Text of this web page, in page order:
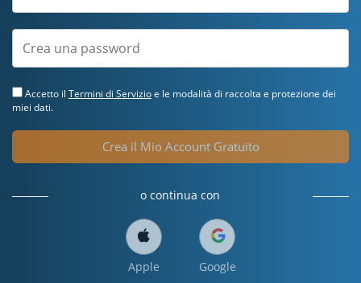
Accetto il Termini di Servizioe le modalità di raccolta e protezione dei
miei dati.
Crea il Mio Account Gratuito
o continua con
Apple Google